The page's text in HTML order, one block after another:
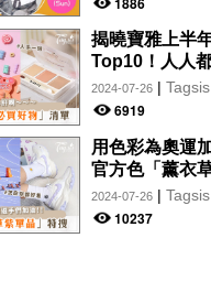
揭曉寶雅上半
Top10！人人
霧、保養品～
的好物♡
2024-07-26| Tagsis
6919
用色彩為奧運
官方色「薰衣
你從頭到腳、
2024-07-26| Tagsis
10237